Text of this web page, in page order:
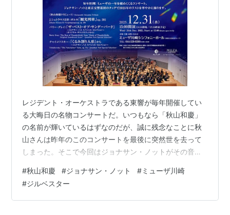
レジデント・オーケストラである東響が毎年開催してい
る大晦日の名物コンサートだ。いつもなら「秋山和慶」
の名前が輝いているはずなのだが、誠に残念なことに秋
山さんは昨年のこのコンサートを最後に突然世を去って
しまった。そこで今回はジョナサン・ノットがその音楽
かって出た。題して「秋山和慶トリビュート」。最初は
鉄道好きの秋山さんを偲んでヨハン・シュトラウス２世
のポルカ「観光列車」作品281。軽快なノットの捌きが心
#秋山和慶 #ジョナサン・ノット #ミューザ川崎
#ジルベスター